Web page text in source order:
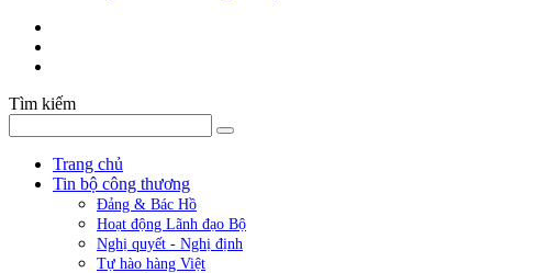
Tìm kiếm
Trang chủ
Tin bộ công thương
Đảng & Bác Hồ
Hoạt động Lãnh đạo Bộ
Nghị quyết - Nghị định
Tự hào hàng Việt